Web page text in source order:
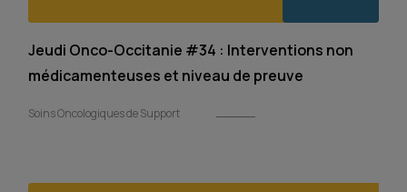
Jeudi Onco-Occitanie #34 : Interventions non
médicamenteuses et niveau de preuve
Soins Oncologiques de Support